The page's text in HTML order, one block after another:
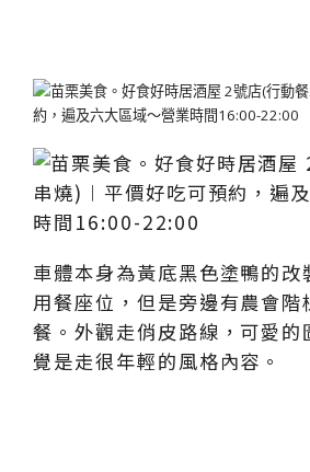
車體本身為黃底黑色塗鴨的改
用餐座位，但是旁邊有農會階
餐。外觀走俏皮路線，可愛的
覺是走很年輕的風格內容。